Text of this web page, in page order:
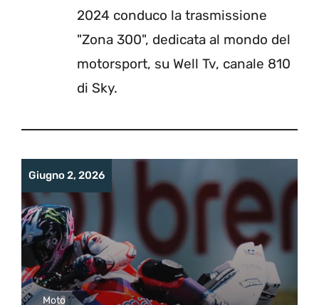
2024 conduco la trasmissione
"Zona 300", dedicata al mondo del
motorsport, su Well Tv, canale 810
di Sky.
Giugno 2, 2026
Moto